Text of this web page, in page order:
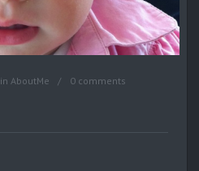
in AboutMe 0 comments